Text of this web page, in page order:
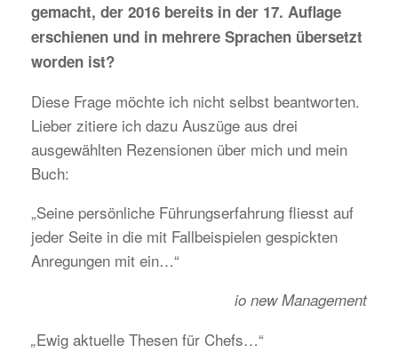
gemacht, der 2016 bereits in der 17. Auflage
erschienen und in mehrere Sprachen übersetzt
worden ist?
Diese Frage möchte ich nicht selbst beantworten.
Lieber zitiere ich dazu Auszüge aus drei
ausgewählten Rezensionen über mich und mein
Buch:
„Seine persönliche Führungserfahrung fliesst auf
jeder Seite in die mit Fallbeispielen gespickten
Anregungen mit ein…“
io new Management
„Ewig aktuelle Thesen für Chefs…“